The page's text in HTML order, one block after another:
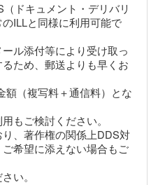
ドキュメント・デリバリ
ILLと同様に利用可能で
ル添付等により受け取っ
ため、郵送よりも早くお
額（複写料＋通信料）とな
もご検討ください。
、著作権の関係上DDS対
希望に添えない場合もご
い。